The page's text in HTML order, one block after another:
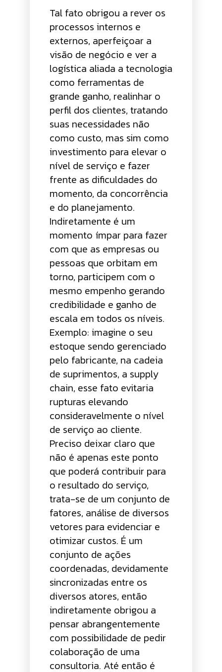
Tal fato obrigou a rever os
processos internos e
externos, aperfeiçoar a
visão de negócio e ver a
logística aliada a tecnologia
como ferramentas de
grande ganho, realinhar o
perfil dos clientes, tratando
suas necessidades não
como custo, mas sim como
investimento para elevar o
nível de serviço e fazer
frente as dificuldades do
momento, da concorrência
e do planejamento.
Indiretamente é um
momento ímpar para fazer
com que as empresas ou
pessoas que orbitam em
torno, participem com o
mesmo empenho gerando
credibilidade e ganho de
escala em todos os níveis.
Exemplo: imagine o seu
estoque sendo gerenciado
pelo fabricante, na cadeia
de suprimentos, a supply
chain, esse fato evitaria
rupturas elevando
consideravelmente o nível
de serviço ao cliente.
Preciso deixar claro que
não é apenas este ponto
que poderá contribuir para
o resultado do serviço,
trata-se de um conjunto de
fatores, análise de diversos
vetores para evidenciar e
otimizar custos. É um
conjunto de ações
coordenadas, devidamente
sincronizadas entre os
diversos atores, então
indiretamente obrigou a
pensar abrangentemente
com possibilidade de pedir
colaboração de uma
consultoria. Até então é